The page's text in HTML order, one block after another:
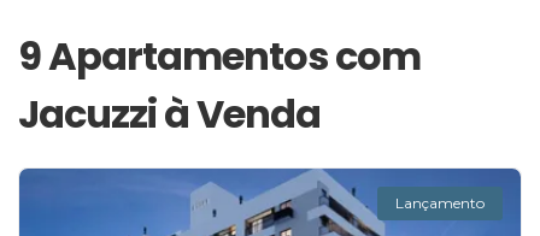
9 Apartamentos com
Jacuzzi à Venda
Lançamento